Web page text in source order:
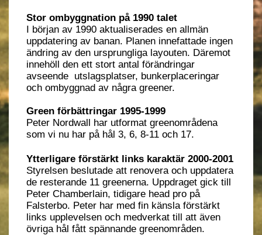
Stor ombyggnation på 1990 talet
I början av 1990 aktualiserades en allmän
uppdatering av banan. Planen innefattade ingen
ändring av den ursprungliga layouten. Däremot
innehöll den ett stort antal förändringar
avseende utslagsplatser, bunkerplaceringar
och ombyggnad av några greener.
Green förbättringar 1995-1999
Peter Nordwall har utformat greenområdena
som vi nu har på hål 3, 6, 8-11 och 17.
Ytterligare förstärkt links karaktär 2000-2001
Styrelsen beslutade att renovera och uppdatera
de resterande 11 greenerna. Uppdraget gick till
Peter Chamberlain, tidigare head pro på
Falsterbo. Peter har med fin känsla förstärkt
links upplevelsen och medverkat till att även
övriga hål fått spännande greenområden.